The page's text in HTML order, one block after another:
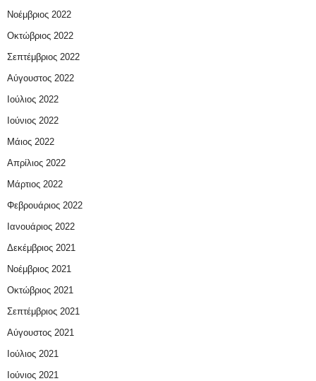
Νοέμβριος 2022
Οκτώβριος 2022
Σεπτέμβριος 2022
Αύγουστος 2022
Ιούλιος 2022
Ιούνιος 2022
Μάιος 2022
Απρίλιος 2022
Μάρτιος 2022
Φεβρουάριος 2022
Ιανουάριος 2022
Δεκέμβριος 2021
Νοέμβριος 2021
Οκτώβριος 2021
Σεπτέμβριος 2021
Αύγουστος 2021
Ιούλιος 2021
Ιούνιος 2021